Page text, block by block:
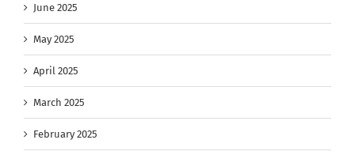
June 2025
May 2025
April 2025
March 2025
February 2025